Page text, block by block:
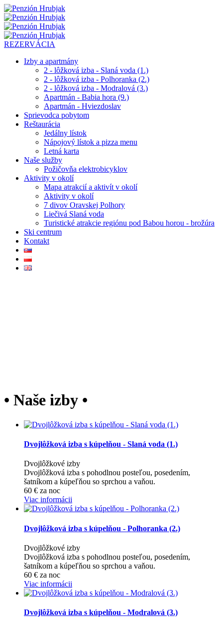
REZERVÁCIA
Izby a apartmány
2 - lôžková izba - Slaná voda (1.)
2 - lôžková izba - Polhoranka (2.)
2 - lôžková izba - Modralová (3.)
Apartmán - Babia hora (9.)
Apartmán - Hviezdoslav
Sprievodca pobytom
Reštaurácia
Jedálny lístok
Nápojový lístok a pizza menu
Letná karta
Naše služby
Požičovňa elektrobicyklov
Aktivity v okolí
Mapa atrakcií a aktivít v okolí
Aktivity v okolí
7 divov Oravskej Polhory
Liečivá Slaná voda
Turistické atrakcie regiónu pod Babou horou - brožúra
Ski centrum
Kontakt
• Naše izby •
Dvojlôžková izba s kúpelňou - Slaná voda (1.)
Dvojlôžkové izby
Dvojlôžková izba s pohodlnou posteľou, posedením,
šatníkom a kúpeľňou so sprchou a vaňou.
60 € za noc
Viac informácii
Dvojlôžková izba s kúpelňou - Polhoranka (2.)
Dvojlôžkové izby
Dvojlôžková izba s pohodlnou posteľou, posedením,
šatníkom a kúpeľňou so sprchou a vaňou.
60 € za noc
Viac informácii
Dvojlôžková izba s kúpelňou - Modralová (3.)